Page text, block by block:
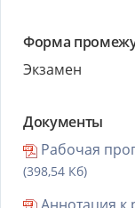
Форма
Экзамен
Документы
Рабочая
(398,54 Кб)